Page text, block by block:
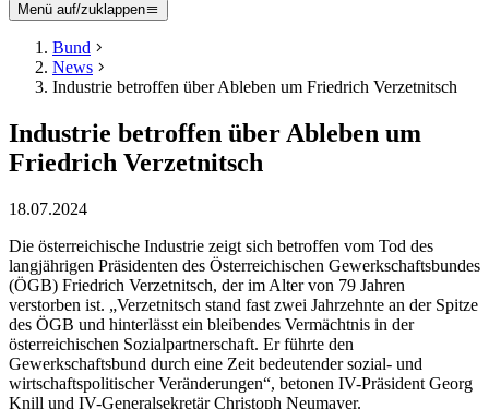
Menü auf/zuklappen
Bund
News
Industrie betroffen über Ableben um Friedrich Verzetnitsch
Industrie betroffen über Ableben um
Friedrich Verzetnitsch
18.07.2024
Die österreichische Industrie zeigt sich betroffen vom Tod des
langjährigen Präsidenten des Österreichischen Gewerkschaftsbundes
(ÖGB) Friedrich Verzetnitsch, der im Alter von 79 Jahren
verstorben ist. „Verzetnitsch stand fast zwei Jahrzehnte an der Spitze
des ÖGB und hinterlässt ein bleibendes Vermächtnis in der
österreichischen Sozialpartnerschaft. Er führte den
Gewerkschaftsbund durch eine Zeit bedeutender sozial- und
wirtschaftspolitischer Veränderungen“, betonen IV-Präsident Georg
Knill und IV-Generalsekretär Christoph Neumayer.